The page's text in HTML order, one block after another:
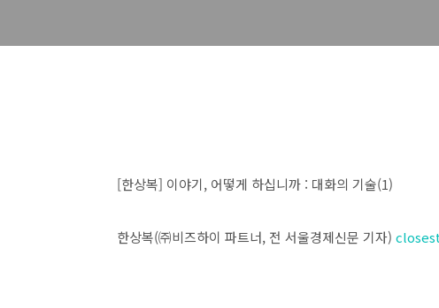
[한상복] 이야기, 어떻게 하십니까 : 대화의 기술(1)
한상복(㈜비즈하이 파트너, 전 서울경제신문 기자)